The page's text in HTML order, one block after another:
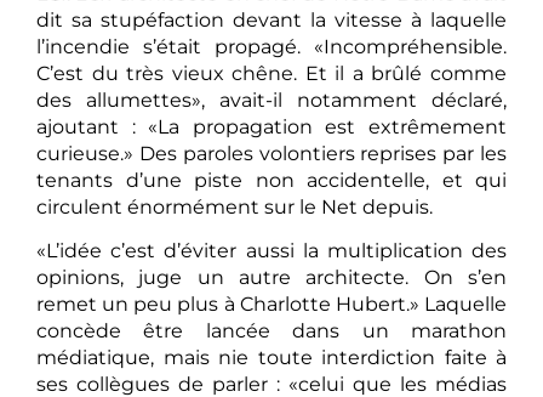
dit sa stupéfaction devant la vitesse à laquelle
l’incendie s’était propagé. «Incompréhensible.
C’est du très vieux chêne. Et il a brûlé comme
des allumettes», avait-il notamment déclaré,
ajoutant : «La propagation est extrêmement
curieuse.» Des paroles volontiers reprises par les
tenants d’une piste non accidentelle, et qui
circulent énormément sur le Net depuis.
«L’idée c’est d’éviter aussi la multiplication des
opinions, juge un autre architecte. On s’en
remet un peu plus à Charlotte Hubert.» Laquelle
concède être lancée dans un marathon
médiatique, mais nie toute interdiction faite à
ses collègues de parler : «celui que les médias